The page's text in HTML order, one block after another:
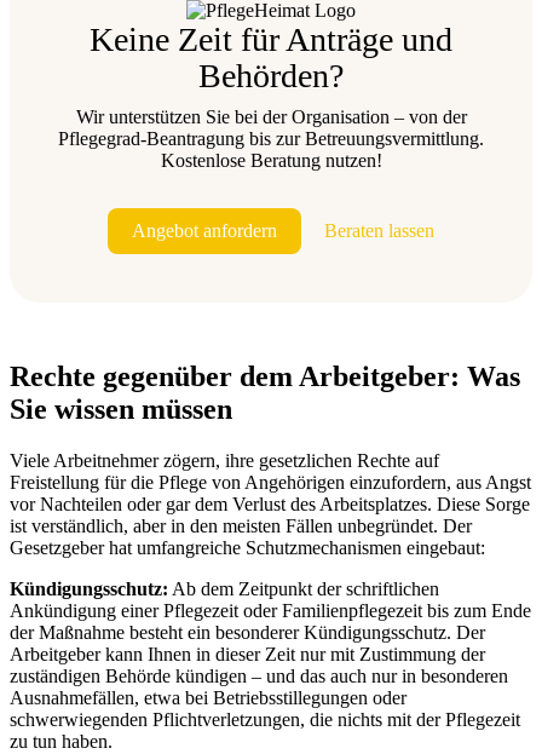
Keine Zeit für Anträge und
Behörden?
Wir unterstützen Sie bei der Organisation – von der
Pflegegrad-Beantragung bis zur Betreuungsvermittlung.
Kostenlose Beratung nutzen!
Angebot anfordern Beraten lassen
Rechte gegenüber dem Arbeitgeber: Was
Sie wissen müssen
Viele Arbeitnehmer zögern, ihre gesetzlichen Rechte auf
Freistellung für die Pflege von Angehörigen einzufordern, aus Angst
vor Nachteilen oder gar dem Verlust des Arbeitsplatzes. Diese Sorge
ist verständlich, aber in den meisten Fällen unbegründet. Der
Gesetzgeber hat umfangreiche Schutzmechanismen eingebaut:
Kündigungsschutz: Ab dem Zeitpunkt der schriftlichen
Ankündigung einer Pflegezeit oder Familienpflegezeit bis zum Ende
der Maßnahme besteht ein besonderer Kündigungsschutz. Der
Arbeitgeber kann Ihnen in dieser Zeit nur mit Zustimmung der
zuständigen Behörde kündigen – und das auch nur in besonderen
Ausnahmefällen, etwa bei Betriebsstillegungen oder
schwerwiegenden Pflichtverletzungen, die nichts mit der Pflegezeit
zu tun haben.